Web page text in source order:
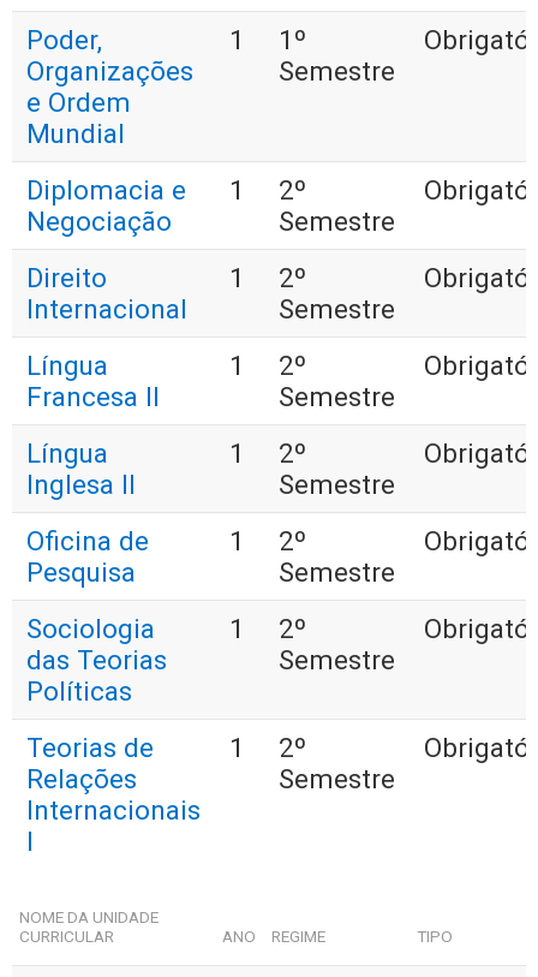
Poder,
Organizações
e Ordem
Mundial
1
1º
Semestre
Diplomacia e
Negociação
1
2º
Semestre
Direito
Internacional
1
2º
Semestre
Língua
Francesa II
1
2º
Semestre
Língua
Inglesa II
1
2º
Semestre
Oficina de
Pesquisa
1
2º
Semestre
Sociologia
das Teorias
Políticas
1
2º
Semestre
Teorias de
Relações
Internacionais
I
1
2º
Semestre
NOME DA UNIDADE
CURRICULAR
ANO REGIME TIPO